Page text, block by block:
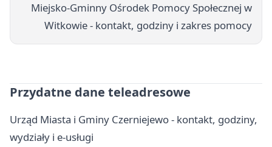
Miejsko-Gminny Ośrodek Pomocy Społecznej w
Witkowie - kontakt, godziny i zakres pomocy
Przydatne dane teleadresowe
Urząd Miasta i Gminy Czerniejewo - kontakt, godziny,
wydziały i e-usługi